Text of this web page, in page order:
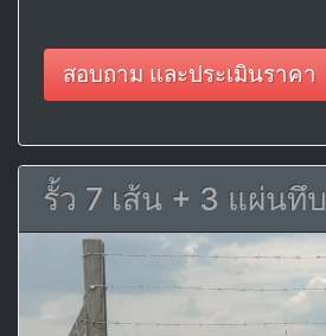
สอบถาม และประเมินราคา
รั้ว 7 เส้น + 3 แผ่นทึบ